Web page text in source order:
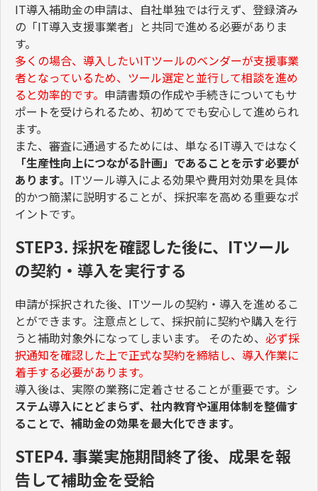
IT導入補助金の申請は、自社単独では行えず、登録済み
の「IT導入支援事業者」と共同で進める必要がありま
す。
多くの場合、導入したいITツールのベンダーが支援事業
者となっているため、ツール選定と並行して相談を進め
ると効率的です。 申請書類の作成や手続きについてもサ
ポートを受けられるため、初めてでも安心して進められ
ます。
また、審査に通過するためには、単なるIT導入ではなく
「生産性向上につながる計画」であることを示す必要が
あります。 ITツール導入による効果や費用対効果を具体
的かつ簡潔に説明することが、採択率を高める重要なポ
イントです。
STEP3. 採択を確認した後に、ITツール
の契約・導入を実行する
申請が採択された後、 ITツールの契約・導入を進めるこ
とができます。注意点として、採択前に契約や購入を行
うと補助対象外になってしまいます。 そのため、 必ず採
択通知を確認した上で正式な契約を締結し、導入作業に
着手する必要があります。
導入後は、実際の業務に定着させることが重要です。シ
ステム導入にとどまらず、社内教育や運用体制を整備す
ることで、補助金の効果を最大化できます。
STEP4. 事業実施期間終了後、成果を報
告して補助金を受給